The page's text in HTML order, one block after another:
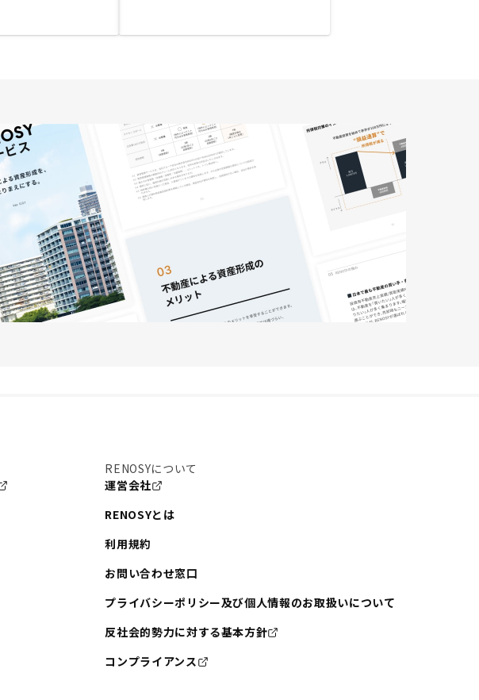
RENOSYについて
運営会社
RENOSYとは
利用規約
お問い合わせ窓口
プライバシーポリシー及び個人情報のお取扱いについて
反社会的勢力に対する基本方針
コンプライアンス